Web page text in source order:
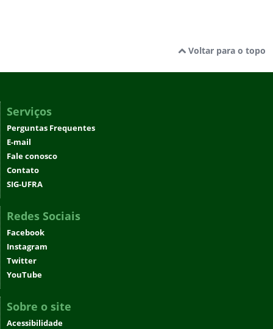
Voltar para o topo
Serviços
Perguntas Frequentes
E-mail
Fale conosco
Contato
SIG-UFRA
Redes Sociais
Facebook
Instagram
Twitter
YouTube
Sobre o site
Acessibilidade